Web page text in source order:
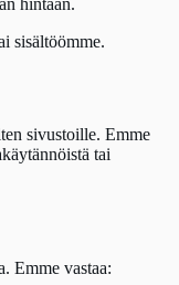
sisältöömme.
sivustoille. Emme
tai
Emme vastaa: